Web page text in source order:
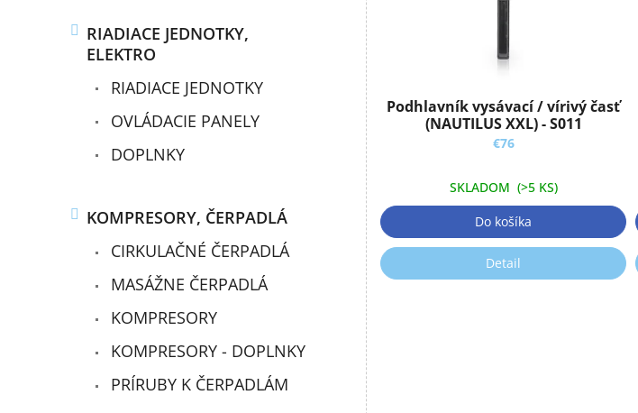
RIADIACE JEDNOTKY,
ELEKTRO
RIADIACE JEDNOTKY
OVLÁDACIE PANELY
DOPLNKY
KOMPRESORY, ČERPADLÁ
CIRKULAČNÉ ČERPADLÁ
MASÁŽNE ČERPADLÁ
KOMPRESORY
KOMPRESORY - DOPLNKY
PRÍRUBY K ČERPADLÁM
Podhlavník vysávací / vírivý časť
(NAUTILUS XXL) - S011
€76
SKLADOM (>5 KS)
Do košíka
Detail